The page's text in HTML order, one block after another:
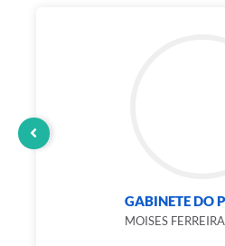
Secretaria Municipal de
Valdete V.